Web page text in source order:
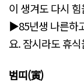
이 생겨도 다시
▶85년생 나른하
요. 잠시라도 휴
범띠(寅)